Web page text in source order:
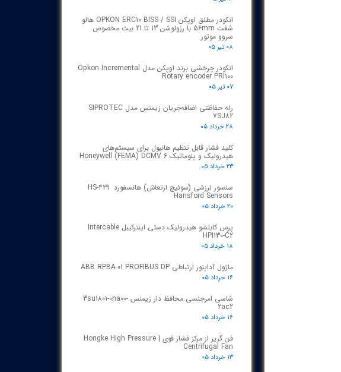
انکودر مطلق اوپکن OPKON ERC10 BISS / SSI هالو
شفت 56mm با رزولوشن 13 تا 21 بیت مخصوص
سروو موتور
۰۸ تیر ۰۵
انکودر چرخشی برند اوپکن مدل Opkon Incremental
Rotary encoder PRI100
۰۷ تیر ۰۵
رله حفاظتی اضافه‌جریان زیمنس مدل SIPROTEC
7SJ82
۲۸ خرداد ۰۵
کلید فشار قابل تنظیم هانیول برای سیستم‌های
هیدرولیک و پنوماتیک Honeywell (FEMA) DCMV 6
۲۳ خرداد ۰۵
سنسور لرزشی (سوئیچ ارتعاش) هانسفورد HS-429
Hansford Sensors
۲۰ خرداد ۰۵
پرس کابلشو هیدرولیک دستی اینترکیبل Intercable
HPI130-C2
۱۸ خرداد ۰۵
ماژول آداپتور ارتباطی ABB RPBA-01 PROFIBUS DP
۱۶ خرداد ۰۵
شاسی امرجنسی محافظ دار زیمنس 3su1801-0na00-
2ac2
۱۶ خرداد ۰۵
فن گریز از مرکز فشار قوی | Hongke High Pressure
Centrifugal Fan
۱۳ خرداد ۰۵